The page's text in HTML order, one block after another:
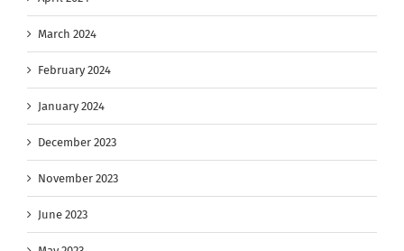
March 2024
February 2024
January 2024
December 2023
November 2023
June 2023